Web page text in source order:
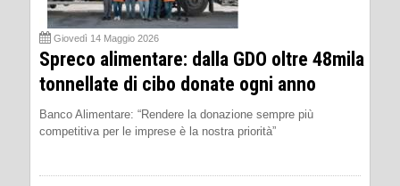
Giovedì 14 Maggio 2026
Spreco alimentare: dalla GDO oltre 48mila
tonnellate di cibo donate ogni anno
Banco Alimentare: “Rendere la donazione sempre più
competitiva per le imprese è la nostra priorità”